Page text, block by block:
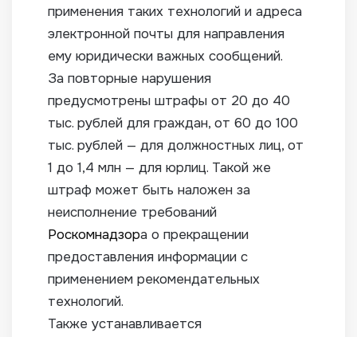
применения таких технологий и адреса
электронной почты для направления
ему юридически важных сообщений.
За повторные нарушения
предусмотрены штрафы от 20 до 40
тыс. рублей для граждан, от 60 до 100
тыс. рублей — для должностных лиц, от
1 до 1,4 млн — для юрлиц. Такой же
штраф может быть наложен за
неисполнение требований
Роскомнадзора о прекращении
предоставления информации с
применением рекомендательных
технологий.
Также устанавливается